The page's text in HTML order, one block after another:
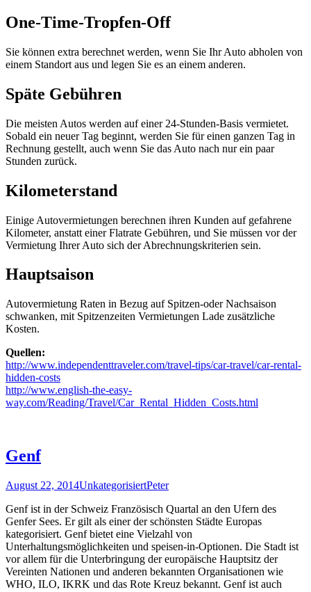
One-Time-Tropfen-Off
Sie können extra berechnet werden, wenn Sie Ihr Auto abholen von
einem Standort aus und legen Sie es an einem anderen.
Späte Gebühren
Die meisten Autos werden auf einer 24-Stunden-Basis vermietet.
Sobald ein neuer Tag beginnt, werden Sie für einen ganzen Tag in
Rechnung gestellt, auch wenn Sie das Auto nach nur ein paar
Stunden zurück.
Kilometerstand
Einige Autovermietungen berechnen ihren Kunden auf gefahrene
Kilometer, anstatt einer Flatrate Gebühren, und Sie müssen vor der
Vermietung Ihrer Auto sich der Abrechnungskriterien sein.
Hauptsaison
Autovermietung Raten in Bezug auf Spitzen-oder Nachsaison
schwanken, mit Spitzenzeiten Vermietungen Lade zusätzliche
Kosten.
Quellen:
http://www.independenttraveler.com/travel-tips/car-travel/car-rental-
hidden-costs
http://www.english-the-easy-
way.com/Reading/Travel/Car_Rental_Hidden_Costs.html
Genf
August 22, 2014UnkategorisiertPeter
Genf ist in der Schweiz Französisch Quartal an den Ufern des
Genfer Sees. Er gilt als einer der schönsten Städte Europas
kategorisiert. Genf bietet eine Vielzahl von
Unterhaltungsmöglichkeiten und speisen-in-Optionen. Die Stadt ist
vor allem für die Unterbringung der europäische Hauptsitz der
Vereinten Nationen und anderen bekannten Organisationen wie
WHO, ILO, IKRK und das Rote Kreuz bekannt. Genf ist auch